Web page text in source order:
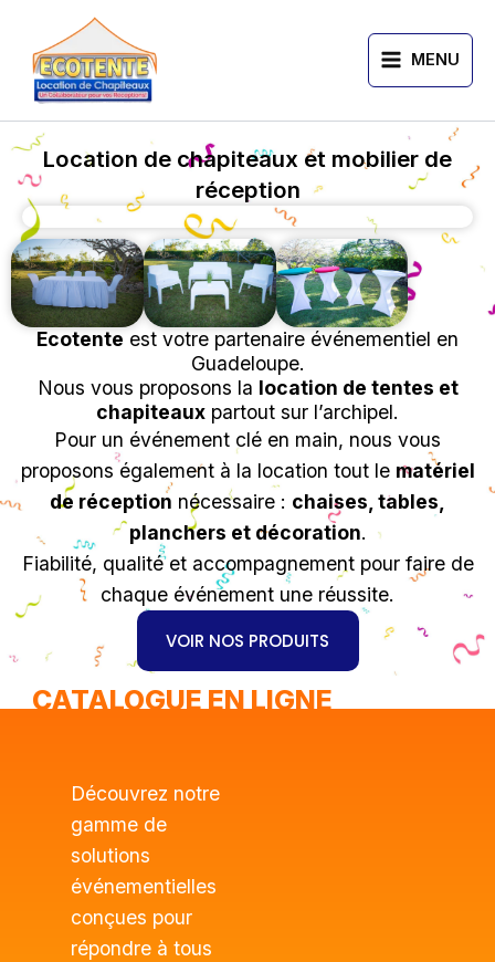
contenu
MENU
Location de chapiteaux et mobilier de
réception
Ecotente est votre partenaire événementiel en
Guadeloupe.
Nous vous proposons la location de tentes et
chapiteaux partout sur l’archipel.
Pour un événement clé en main, nous vous
proposons également à la location tout le matériel
de réception nécessaire : chaises, tables,
planchers et décoration.
Fiabilité, qualité et accompagnement pour faire de
chaque événement une réussite.
VOIR NOS PRODUITS
CATALOGUE EN LIGNE
Découvrez notre
gamme de
solutions
événementielles
conçues pour
répondre à tous